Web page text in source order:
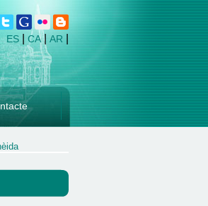
ES CA | AR